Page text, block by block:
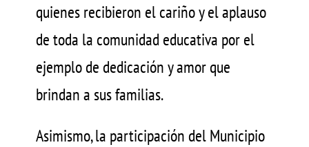
quienes recibieron el cariño y el aplauso
de toda la comunidad educativa por el
ejemplo de dedicación y amor que
brindan a sus familias.
Asimismo, la participación del Municipio